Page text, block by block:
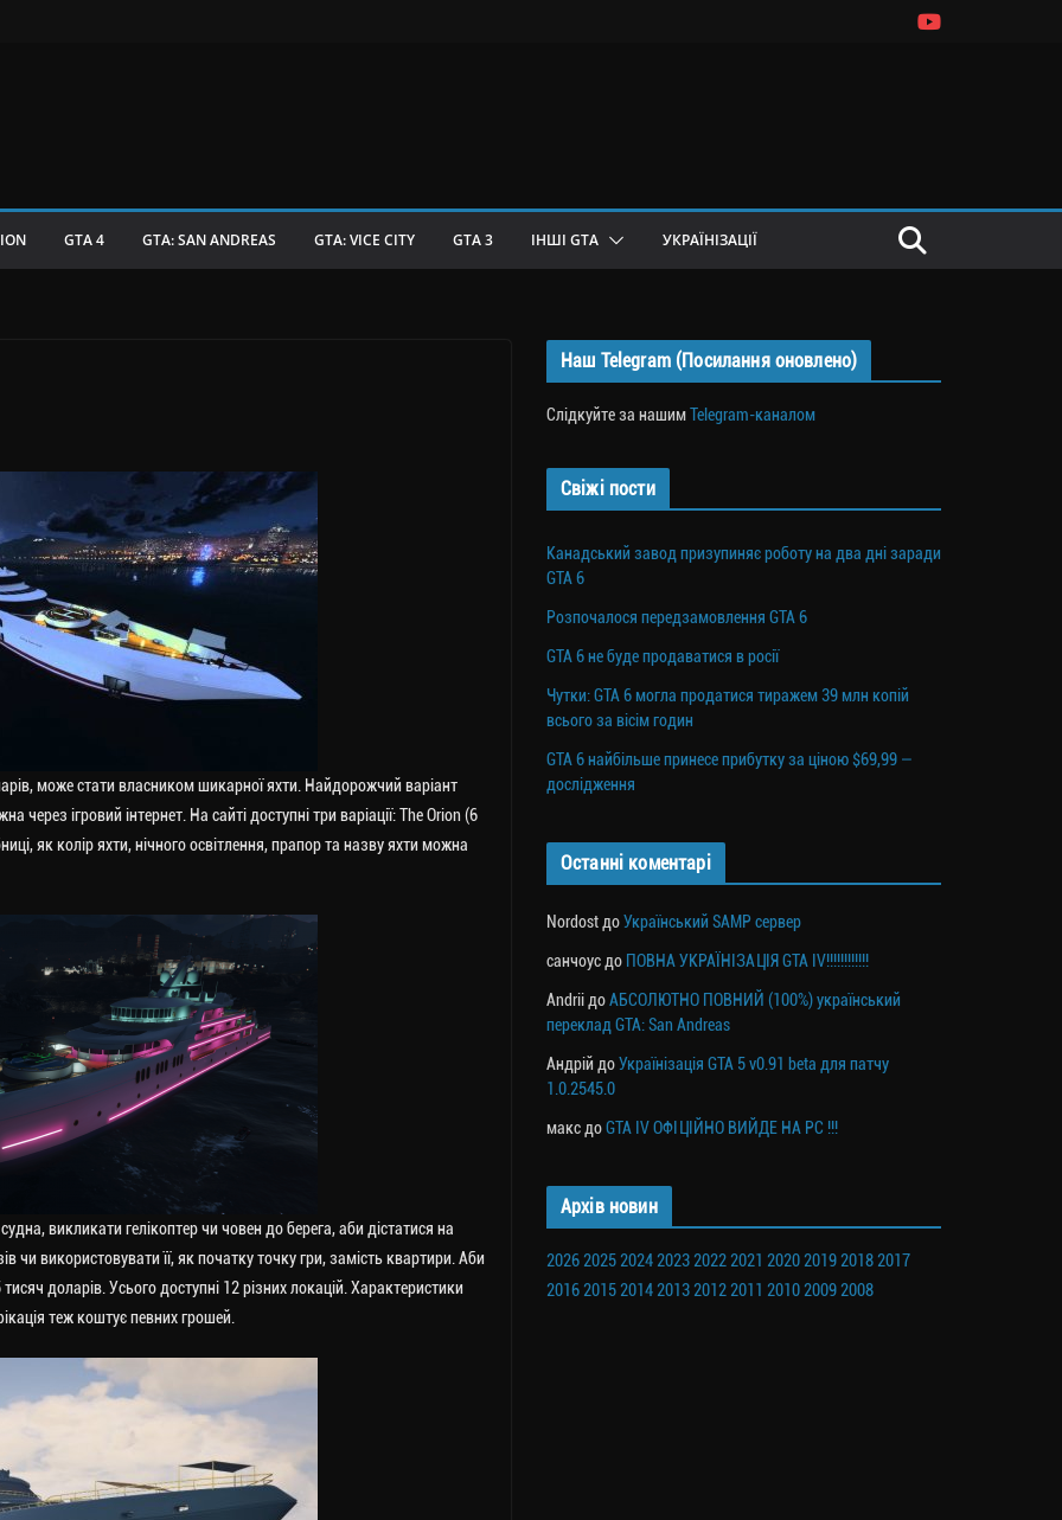
GTA 4 GTA: SAN ANDREAS GTA: VICE CITY GTA 3 ІНШІ GTA УКРАЇНІЗАЦІЇ
може стати власником шикарної яхти. Найдорожчий варіант
ігровий інтернет. На сайті доступні три варіації: The Orion (6
як колір яхти, нічного освітлення, прапор та назву яхти можна
викликати гелікоптер чи човен до берега, аби дістатися на
використовувати її, як початку точку гри, замість квартири. Аби
доларів. Усього доступні 12 різних локацій. Характеристики
теж коштує певних грошей.
Наш Telegram (Посилання оновлено)
Слідкуйте за нашимTelegram-каналом
Свіжі пости
Канадський завод призупиняє роботу на два дні заради
GTA 6
Розпочалося передзамовлення GTA 6
GTA 6 не буде продаватися в росії
Чутки: GTA 6 могла продатися тиражем 39 млн копій
всього за вісім годин
GTA 6 найбільше принесе прибутку за ціною $69,99 —
дослідження
Останні коментарі
Nordost доУкраїнський SAMP сервер
санчоус до ПОВНА УКРАЇНІЗАЦІЯ GTA IV!!!!!!!!!!!!
Andrii доАБСОЛЮТНО ПОВНИЙ (100%) український
переклад GTA: San Andreas
Андрій доУкраїнізація GTA 5 v0.91 beta для патчу
1.0.2545.0
макс доGTA IV ОФІЦІЙНО ВИЙДЕ НА PC !!!
Архів новин
202620252024202320222021 2020201920182017
201620152014201320122011 201020092008